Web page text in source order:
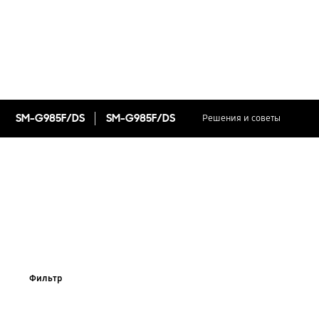
SM-G985F/DS SM-G985F/DS Решения и советы
Фильтр